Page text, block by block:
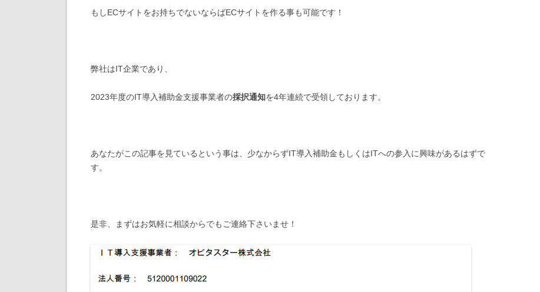
もしECサイトをお持ちでないならばECサイトを作る事も可能です！
弊社はIT企業であり、
2023年度のIT導入補助金支援事業者の採択通知を4年連続で受領しております。
あなたがこの記事を見ているという事は、少なからずIT導入補助金もしくはITへの参入に興味があるはずで
す。
是非、まずはお気軽に相談からでもご連絡下さいませ！